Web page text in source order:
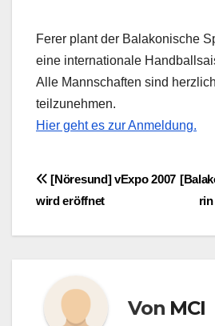
Ferer plant der Balakonische
eine internationale
Alle Mannschaften sind
teilzunehmen.
Hier geht es zur Anmeldung.
[Nöresund] vExpo 2007
wird eröffnet
Von MCI